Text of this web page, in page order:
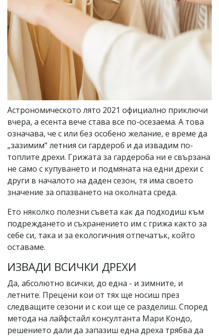
Астрономическото лято 2021 официално приключи
вчера, а есента вече става все по-осезаема. А това
означава, че с или без особено желание, е време да
„зазимим“ летния си гардероб и да извадим по-
топлите дрехи. Грижата за гардероба ни е свързана
не само с купуването и подмяната на едни дрехи с
други в началото на даден сезон, тя има своето
значение за опазването на околната среда.
Ето няколко полезни съвета как да подходиш към
подреждането и съхранението им с грижа както за
себе си, така и за екологичния отпечатък, който
оставаме.
ИЗВАДИ ВСИЧКИ ДРЕХИ
Да, абсолютно всички, до една - и зимните, и
летните. Прецени кои от тях ще носиш през
следващите сезони и с кои ще се разделиш. Според
метода на лайфстайл консултанта Мари Кондо,
решението дали да запазиш една дреха трябва да